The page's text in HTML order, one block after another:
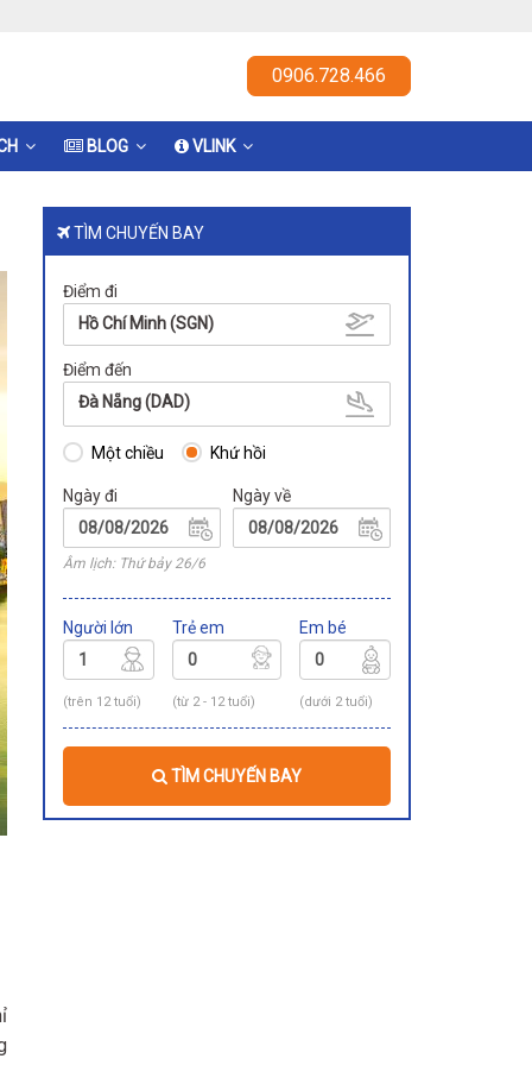
0906.728.466
BLOG VLINK
TÌM CHUYẾN BAY
Điểm đi
Hồ Chí Minh (SGN)
Điểm đến
Đà Nẵng (DAD)
Một chiều Khứ hồi
Ngày đi
Âm lịch: Thứ bảy 26/6
Ngày về
Người lớn
(trên 12 tuổi)
Trẻ em
(từ 2 - 12 tuổi)
Em bé
(dưới 2 tuổi)
TÌM CHUYẾN BAY